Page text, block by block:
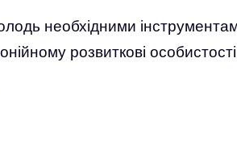
необхідними
розвиткові